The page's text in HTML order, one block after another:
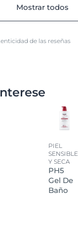
Mostrar todos
de las reseñas
PIEL
SENSIBLE
Y SECA
PH5
Gel De
Baño